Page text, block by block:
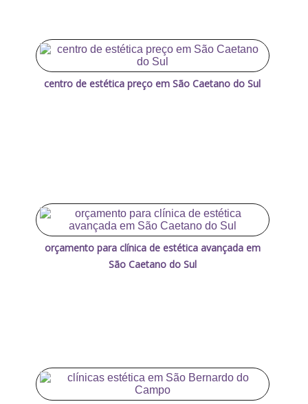
centro de estética preço em São Caetano do Sul
orçamento para clínica de estética avançada em
São Caetano do Sul